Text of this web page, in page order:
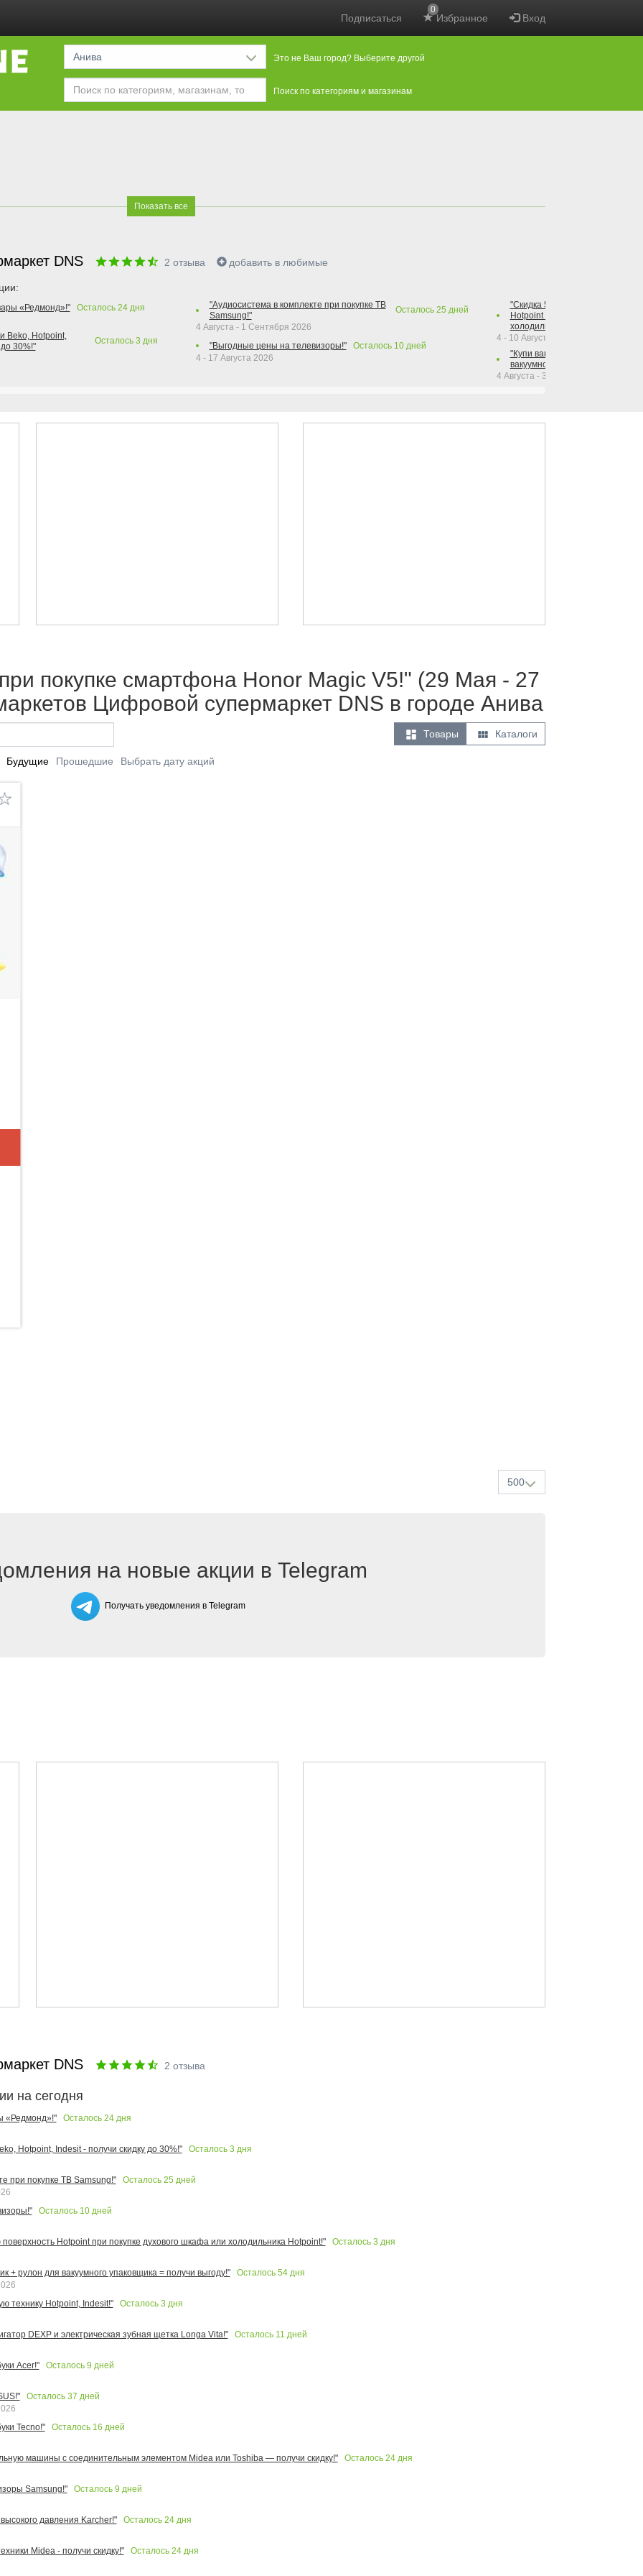
Подписаться Избранное
0
Вход
Анива Это не Ваш город? Выберите другой
Поиск по категориям и магазинам
Показать все
DNS 2 отзыва добавить в любимые
«Редмонд»!" Осталось 24дня
Beko, Hotpoint,
30%!"
Осталось 3 дня
"Аудиосистема в комплекте при покупке ТВ
Samsung!"
Осталось 25 дней
4 Августа - 1 Сентября 2026
"Выгодные цены на телевизоры!"
Осталось 10дней
4 - 17 Августа 2026
"Скидка 50% на варочную
Hotpoint при покупке духового
холодильника Hotpoint!"
4 - 10 Августа 2026
"Купи вакуумный упаковщик +
вакуумного упаковщика =
4 Августа - 30 Сентября 2026
покупке смартфона Honor Magic V5!" (29 Мая - 27
Цифровой супермаркет DNS в городе Анива
 Товары  Каталоги
Будущие Прошедшие Выбрать дату акций
500
на новые акции в Telegram
Получать уведомления в Telegram
DNS 2 отзыва
на сегодня
«Редмонд»!" Осталось 24дня
Hotpoint, Indesit - получи скидку до 30%!" Осталось 3 дня
при покупке ТВ Samsung!" Осталось 25 дней
Осталось 10дней
Hotpoint при покупке духового шкафа или холодильника Hotpoint!" Осталось 3 дня
+ рулон для вакуумного упаковщика = получи выгоду!" Осталось 54дня
технику Hotpoint, Indesit!"
Осталось 3 дня
DEXP и электрическая зубная щетка Longa Vita!" Осталось 11 дней
Acer!" Осталось 9 дней
Осталось 37 дней
Tecno!"
Осталось 16 дней
машины с соединительным элементом Midea или Toshiba — получи скидку!" Осталось 24дня
Samsung!" Осталось 9 дней
давления Karcher!" Осталось 24дня
Midea - получи скидку!" Осталось 24дня